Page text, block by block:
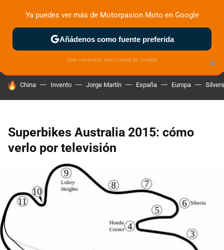
ZONA DE PRUEBAS DEPORTIVAS MOTOS ELÉCTRICAS
HOY SE HABLA DE
China Invento Jorge Martín España Europa
Superbikes Australia 2015: cómo
verlo por televisión
×
Ya puedes ver más de Motorpasion Moto en Google
Añádenos como fuente preferida
Solo necesitas una cuenta de Google